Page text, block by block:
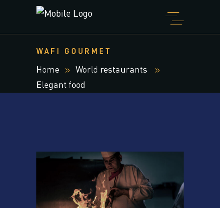
WAFI GOURMET
Home
World restaurants
Elegant food